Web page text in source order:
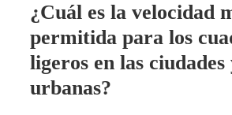
¿Cuál es la velocidad
permitida para los
ligeros en las ciudades
urbanas?